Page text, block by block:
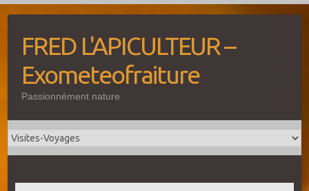
contentFRED L'APICULTEUR –
Exometeofraiture
Passionnément nature